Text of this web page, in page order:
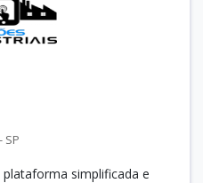
SP
simplificada e